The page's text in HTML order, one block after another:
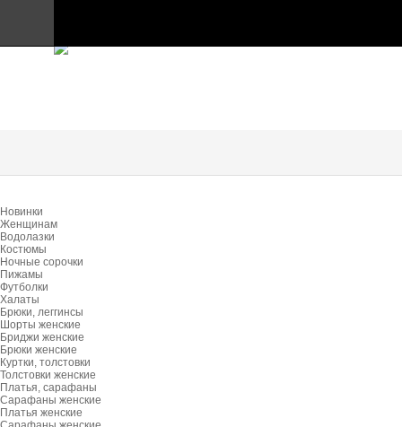
Доставка и Оплата
Контакты
Новинки
Женщинам
Водолазки
Костюмы
Ночные сорочки
Пижамы
Футболки
Халаты
Брюки, леггинсы
Шорты женские
Бриджи женские
Брюки женские
Куртки, толстовки
Толстовки женские
Платья, сарафаны
Сарафаны женские
Платья женские